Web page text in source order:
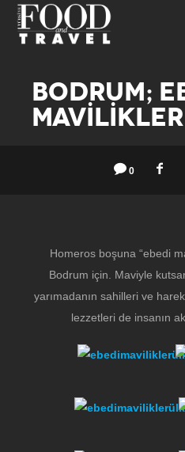
BODRUM;
0
Homeros boşuna “ebedi
Bodrum için. Maviyle
yarımadanın sahilleri ve
lezzetleri de insanın